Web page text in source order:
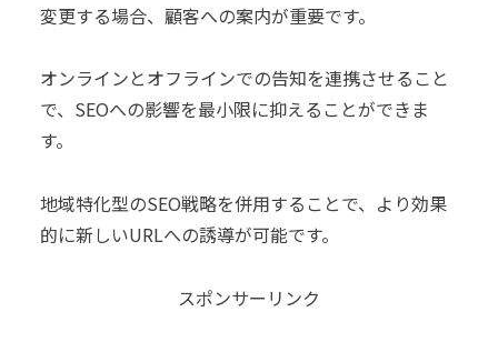
変更する場合、顧客への案内が重要です。
オンラインとオフラインでの告知を連携させること
で、SEOへの影響を最小限に抑えることができま
す。
地域特化型のSEO戦略を併用することで、より効果
的に新しいURLへの誘導が可能です。
スポンサーリンク